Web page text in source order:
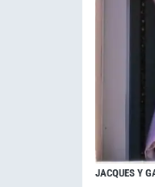
JACQUES Y